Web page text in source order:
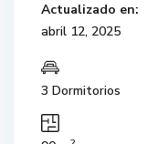
Actualizado en:
abril 12, 2025
3 Dormitorios